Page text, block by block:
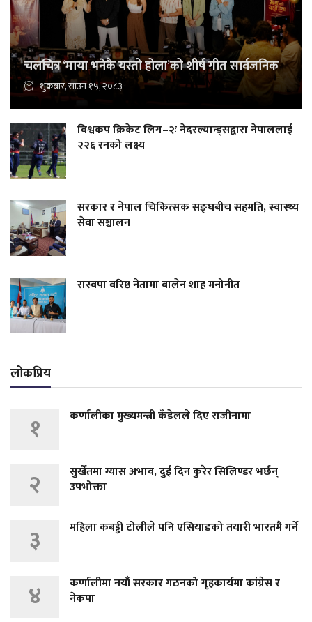
चलचित्र ‘माया भनेकै यस्तो होला’को शीर्ष गीत सार्वजनिक
शुक्रबार, साउन १५, २०८३
विश्वकप क्रिकेट लिग–२ः नेदरल्यान्ड्सद्वारा नेपाललाई
२२६ रनको लक्ष्य
सरकार र नेपाल चिकित्सक सङ्घबीच सहमति, स्वास्थ्य
सेवा सञ्चालन
रास्वपा वरिष्ठ नेतामा बालेन शाह मनोनीत
लोकप्रिय
१ कर्णालीका मुख्यमन्त्री कँडेलले दिए राजीनामा
२
सुर्खेतमा ग्यास अभाव, दुई दिन कुरेर सिलिण्डर भर्छन्
उपभोक्ता
३ महिला कबड्डी टोलीले पनि एसियाडको तयारी भारतमै गर्ने
४
कर्णालीमा नयाँ सरकार गठनको गृहकार्यमा कांग्रेस र
नेकपा